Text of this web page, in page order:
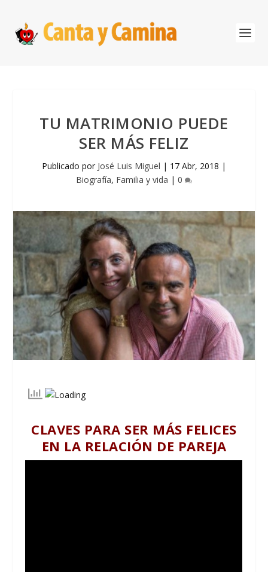
TU MATRIMONIO PUEDE
SER MÁS FELIZ
Publicado por José Luis Miguel | 17 Abr, 2018 |
Biografía, Familia y vida | 0
CLAVES PARA SER MÁS FELICES
EN LA RELACIÓN DE PAREJA